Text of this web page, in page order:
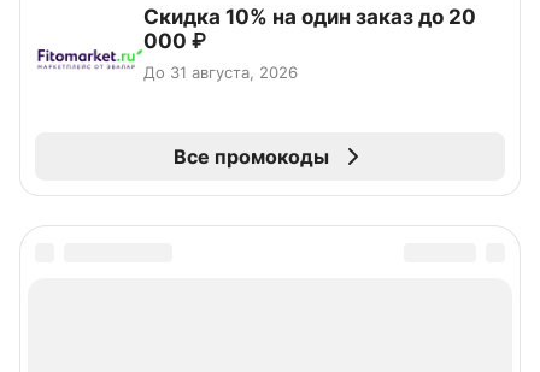
Скидка 10% на один заказ до 20
000 ₽
До 31 августа, 2026
Все промокоды